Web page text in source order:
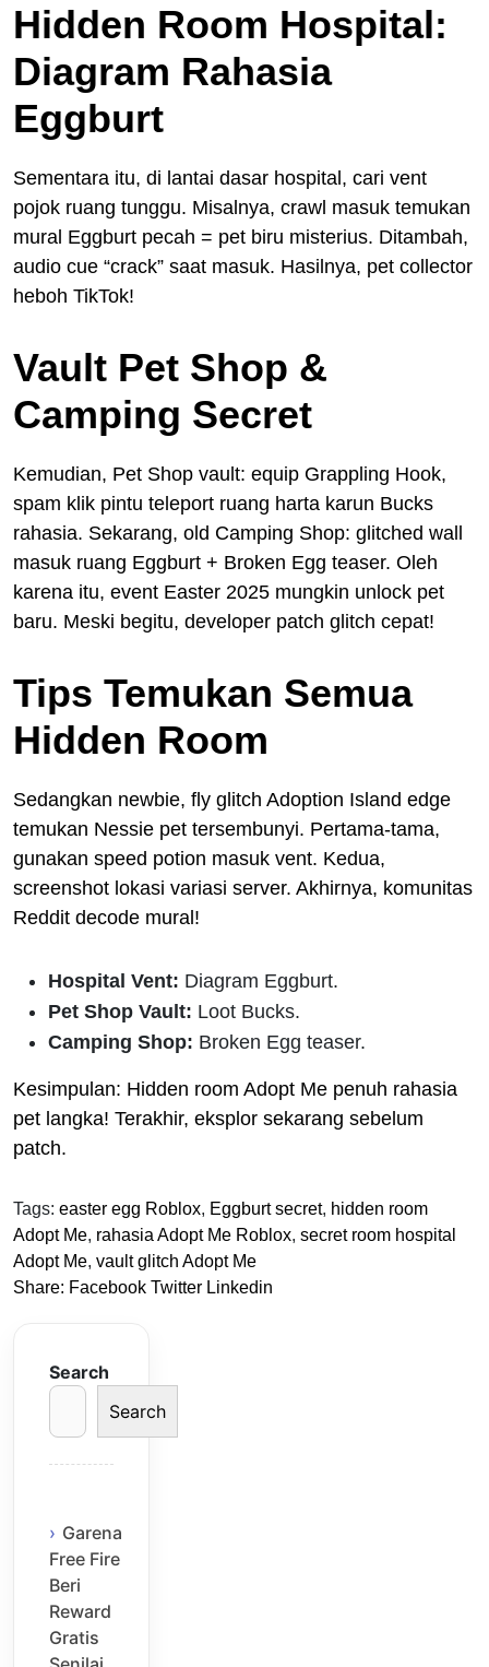
Hidden Room Hospital:
Diagram Rahasia
Eggburt
Sementara itu, di lantai dasar hospital, cari vent
pojok ruang tunggu. Misalnya, crawl masuk temukan
mural Eggburt pecah = pet biru misterius. Ditambah,
audio cue “crack” saat masuk. Hasilnya, pet collector
heboh TikTok!
Vault Pet Shop &
Camping Secret
Kemudian, Pet Shop vault: equip Grappling Hook,
spam klik pintu teleport ruang harta karun Bucks
rahasia. Sekarang, old Camping Shop: glitched wall
masuk ruang Eggburt + Broken Egg teaser. Oleh
karena itu, event Easter 2025 mungkin unlock pet
baru. Meski begitu, developer patch glitch cepat!
Tips Temukan Semua
Hidden Room
Sedangkan newbie, fly glitch Adoption Island edge
temukan Nessie pet tersembunyi. Pertama-tama,
gunakan speed potion masuk vent. Kedua,
screenshot lokasi variasi server. Akhirnya, komunitas
Reddit decode mural!
Hospital Vent: Diagram Eggburt.
Pet Shop Vault: Loot Bucks.
Camping Shop: Broken Egg teaser.
Kesimpulan: Hidden room Adopt Me penuh rahasia
pet langka! Terakhir, eksplor sekarang sebelum
patch.
Tags: easter egg Roblox, Eggburt secret, hidden room
Adopt Me, rahasia Adopt Me Roblox, secret room hospital
Adopt Me, vault glitch Adopt Me
Share: Facebook Twitter Linkedin
Search
Search
Garena
Free Fire
Beri
Reward
Gratis